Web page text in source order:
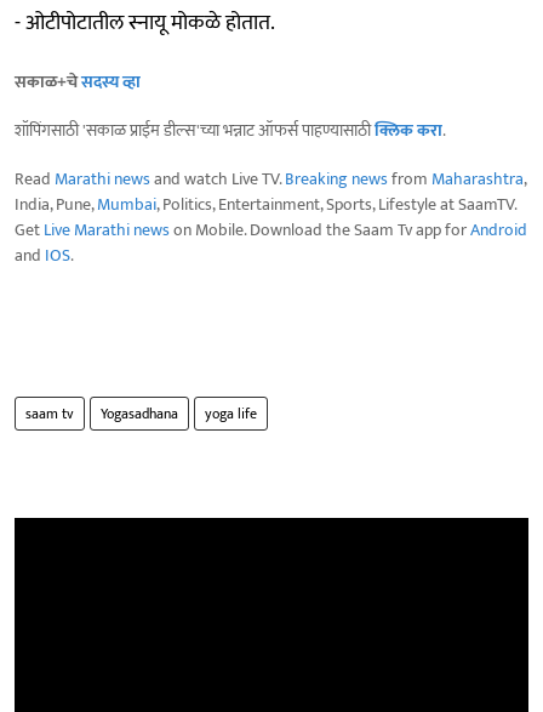
- ओटीपोटातील स्नायू मोकळे होतात.
सकाळ+चेसदस्य व्हा
शॉपिंगसाठी 'सकाळ प्राईम डील्स'च्या भन्नाट ऑफर्स पाहण्यासाठीक्लिक करा.
Read Marathi newsand watch Live TV.Breaking newsfrom Maharashtra,
India, Pune,Mumbai, Politics, Entertainment, Sports, Lifestyle at SaamTV.
GetLive Marathi newson Mobile. Download the Saam Tv app forAndroid
and IOS.
saam tv Yogasadhana yoga life